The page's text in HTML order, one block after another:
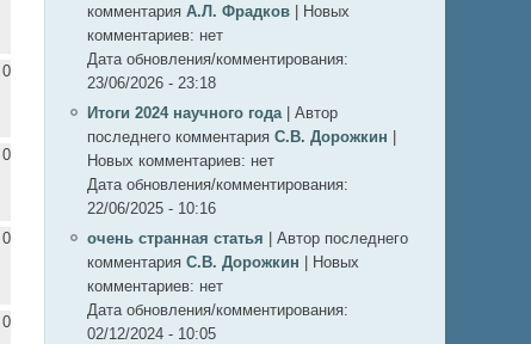
0
0
0
0
комментария А.Л. Фрадков
Новых
комментариев: нет
Дата обновления/комментирования:
23/06/2026 - 23:18
Итоги 2024 научного года
Автор
последнего комментария С.В. Дорожкин
Новых комментариев: нет
Дата обновления/комментирования:
22/06/2025 - 10:16
очень странная статья
Автор последнего
комментария С.В. Дорожкин
Новых
комментариев: нет
Дата обновления/комментирования:
02/12/2024 - 10:05